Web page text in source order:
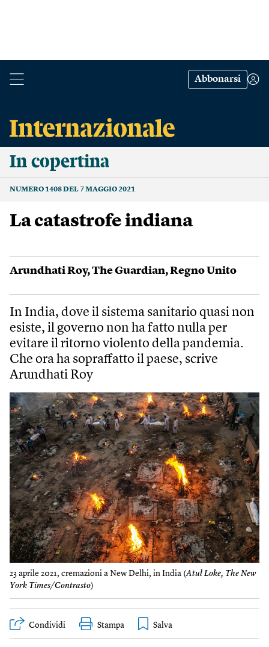
Abbonarsi
In copertina
NUMERO 1408 DEL 7 MAGGIO 2021
La catastrofe indiana
Arundhati Roy,The Guardian,Regno Unito
In India, dove il sistema sanitario quasi non
esiste, il governo non ha fatto nulla per
evitare il ritorno violento della pandemia.
Che ora ha sopraffatto il paese, scrive
Arundhati Roy
23 aprile 2021, cremazioni a New Delhi, in India (Atul Loke, The New
York ​Times/Contrasto)
Condividi Stampa